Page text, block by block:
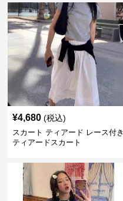
¥4,680 (税込)
スカート ティアード レース付き
ティアードスカート